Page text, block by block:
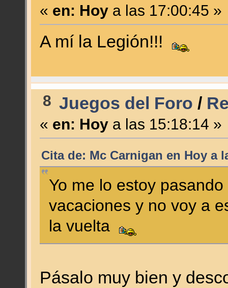
« en: Hoya las 17:00:45 »
A mí la Legión!!!
8 Juegos del Foro /
« en: Hoya las 15:18:14 »
Cita de: Mc Carnigan en Hoya
Yo me lo estoy
vacaciones y no voy a
la vuelta
Pásalo muy bien y